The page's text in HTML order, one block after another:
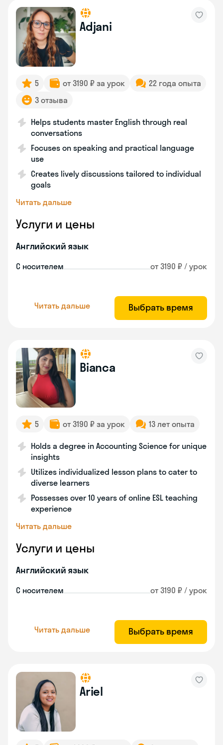
Adjani
5 от 3190 ₽ за урок
22 года опыта
3 отзыва
Helps students master English through real
conversations
Focuses on speaking and practical language
use
Creates lively discussions tailored to individual
goals
Читать дальше
Услуги и цены
Английский язык
С носителем от 3190 ₽ / урок
Читать дальше Выбрать время
Bianca
5 от 3190 ₽ за урок 13 лет опыта
Holds a degree in Accounting Science for unique
insights
Utilizes individualized lesson plans to cater to
diverse learners
Possesses over 10 years of online ESL teaching
experience
Читать дальше
Услуги и цены
Английский язык
С носителем от 3190 ₽ / урок
Читать дальше Выбрать время
Ariel